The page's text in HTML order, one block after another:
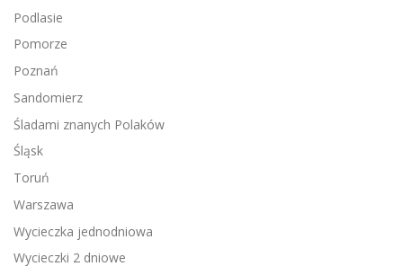
Podlasie
Pomorze
Poznań
Sandomierz
Śladami znanych Polaków
Śląsk
Toruń
Warszawa
Wycieczka jednodniowa
Wycieczki 2 dniowe